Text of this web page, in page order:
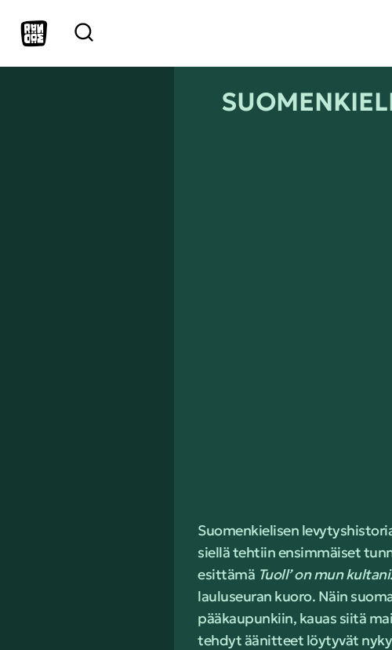
Suomenkielisen
siellä tehtiin ensimmäiset
esittämä Tuoll’ on mun kultani
lauluseuran kuoro. Näin
pääkaupunkiin, kauas siitä
tehdyt äänitteet löytyvät